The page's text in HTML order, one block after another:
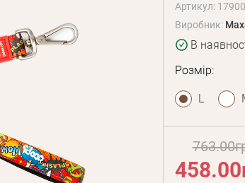
Артикул:
Виробник:
В
Розмір:
L